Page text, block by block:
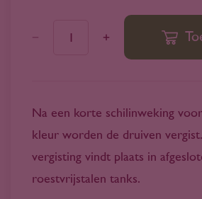
Na een korte schilinweking
kleur worden de druiven
vergisting vindt plaats in
roestvrijstalen tanks.